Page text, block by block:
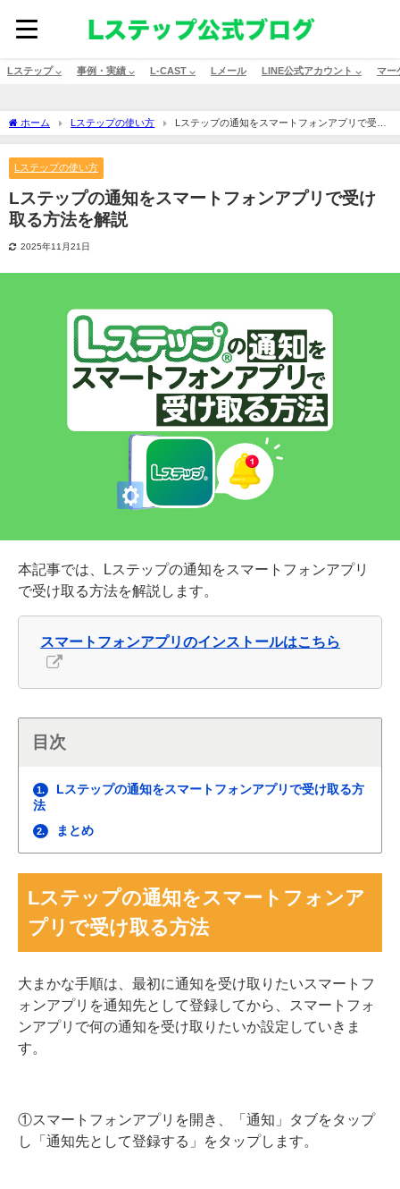
Lステップ ⌵ 事例・実績 ⌵ L-CAST ⌵ Lメール LINE公式アカウント ⌵ マー
ホーム Lステップの使い方
Lステップの通知をスマートフォンアプリで受け
取る方法を解説
Lステップの使い方
Lステップの通知をスマートフォンアプリで受け
取る方法を解説
2025年11月21日
本記事では、Lステップの通知をスマートフォンアプリ
で受け取る方法を解説します。
スマートフォンアプリのインストールはこちら
目次
1.
Lステップの通知をスマートフォンアプリで受け取る方
法
2. まとめ
Lステップの通知をスマートフォンア
プリで受け取る方法
大まかな手順は、最初に通知を受け取りたいスマートフ
ォンアプリを通知先として登録してから、スマートフォ
ンアプリで何の通知を受け取りたいか設定していきま
す。
①スマートフォンアプリを開き、「通知」タブをタップ
し「通知先として登録する」をタップします。